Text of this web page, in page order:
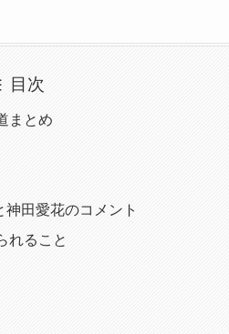
目次
まとめ
神田愛花のコメント
れること